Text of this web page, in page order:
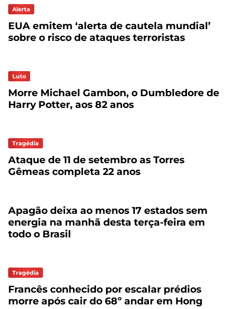
Alerta
EUA emitem ‘alerta de cautela mundial’
sobre o risco de ataques terroristas
Luto
Morre Michael Gambon, o Dumbledore de
Harry Potter, aos 82 anos
Tragédia
Ataque de 11 de setembro as Torres
Gêmeas completa 22 anos
Apagão deixa ao menos 17 estados sem
energia na manhã desta terça-feira em
todo o Brasil
Tragédia
Francês conhecido por escalar prédios
morre após cair do 68º andar em Hong